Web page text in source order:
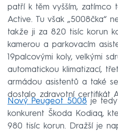
patří k těm vyšším, zatímco
Active. Tu však „5008čka“
takže ji za 820 tisíc korun
kamerou a parkovacím
19palcovými koly, velkými
automatickou klimatizací,
armádou asistentů a také
dostalo zdravotní certifikát
Nový Peugeot 5008 je
konkurent Škoda Kodiaq,
980 tisíc korun. Dražší je